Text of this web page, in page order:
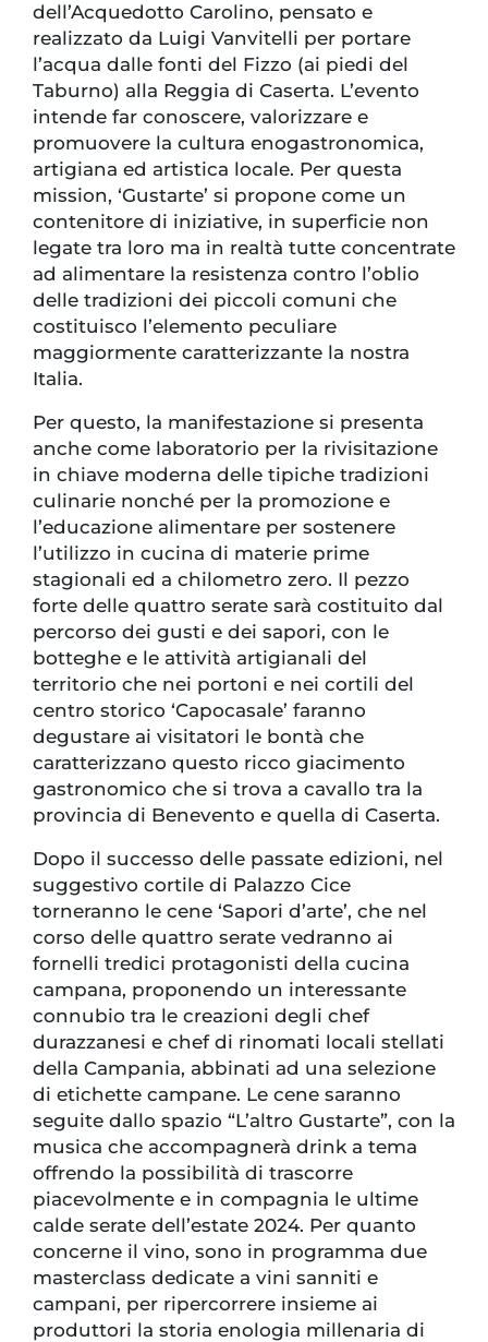
dell’Acquedotto Carolino, pensato e
realizzato da Luigi Vanvitelli per portare
l’acqua dalle fonti del Fizzo (ai piedi del
Taburno) alla Reggia di Caserta. L’evento
intende far conoscere, valorizzare e
promuovere la cultura enogastronomica,
artigiana ed artistica locale. Per questa
mission, ‘Gustarte’ si propone come un
contenitore di iniziative, in superficie non
legate tra loro ma in realtà tutte concentrate
ad alimentare la resistenza contro l’oblio
delle tradizioni dei piccoli comuni che
costituisco l’elemento peculiare
maggiormente caratterizzante la nostra
Italia.
Per questo, la manifestazione si presenta
anche come laboratorio per la rivisitazione
in chiave moderna delle tipiche tradizioni
culinarie nonché per la promozione e
l’educazione alimentare per sostenere
l’utilizzo in cucina di materie prime
stagionali ed a chilometro zero. Il pezzo
forte delle quattro serate sarà costituito dal
percorso dei gusti e dei sapori, con le
botteghe e le attività artigianali del
territorio che nei portoni e nei cortili del
centro storico ‘Capocasale’ faranno
degustare ai visitatori le bontà che
caratterizzano questo ricco giacimento
gastronomico che si trova a cavallo tra la
provincia di Benevento e quella di Caserta.
Dopo il successo delle passate edizioni, nel
suggestivo cortile di Palazzo Cice
torneranno le cene ‘Sapori d’arte’, che nel
corso delle quattro serate vedranno ai
fornelli tredici protagonisti della cucina
campana, proponendo un interessante
connubio tra le creazioni degli chef
durazzanesi e chef di rinomati locali stellati
della Campania, abbinati ad una selezione
di etichette campane. Le cene saranno
seguite dallo spazio “L’altro Gustarte”, con la
musica che accompagnerà drink a tema
offrendo la possibilità di trascorre
piacevolmente e in compagnia le ultime
calde serate dell’estate 2024. Per quanto
concerne il vino, sono in programma due
masterclass dedicate a vini sanniti e
campani, per ripercorrere insieme ai
produttori la storia enologia millenaria di